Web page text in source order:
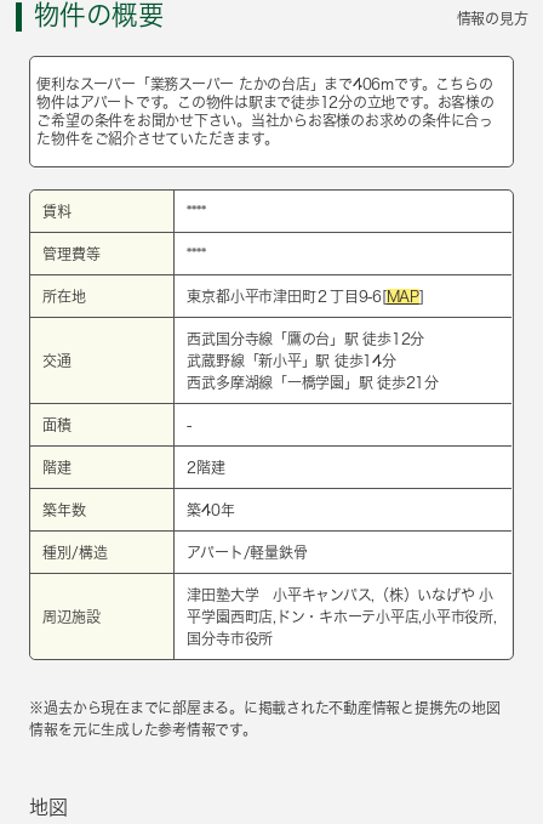
物件の概要 情報の見方
便利なスーパー「業務スーパー たかの台店」まで406mです。こちらの
物件はアパートです。この物件は駅まで徒歩12分の立地です。お客様の
ご希望の条件をお聞かせ下さい。当社からお客様のお求めの条件に合っ
た物件をご紹介させていただきます。
賃料 ****
管理費等 ****
所在地 東京都小平市津田町２丁目9-6[ MAP]
交通
西武国分寺線 「 鷹の台 」駅 徒歩12分
武蔵野線 「新小平」駅 徒歩14分
西武多摩湖線 「 一橋学園 」駅 徒歩21分
面積 -
階建 2階建
築年数 築40年
種別/構造 アパート/軽量鉄骨
周辺施設
津田塾大学 小平キャンパス,（株）いなげや 小
平学園西町店,ドン・キホーテ小平店,小平市役所,
国分寺市役所
※過去から現在までに部屋まる。に掲載された不動産情報と提携先の地図
情報を元に生成した参考情報です。
地図